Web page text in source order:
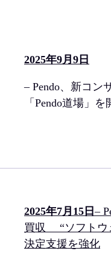
2025年9月9日
– Pendo、新コン
「Pendo道場」を
2025年7月15日–
買収 “ソフトウ
決定支援を強化